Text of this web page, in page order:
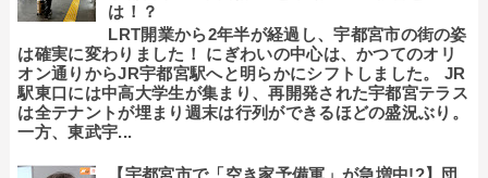
は！？
LRT開業から2年半が経過し、宇都宮市の街の姿
は確実に変わりました！ にぎわいの中心は、かつてのオリ
オン通りからJR宇都宮駅へと明らかにシフトしました。 JR
駅東口には中高大学生が集まり、再開発された宇都宮テラス
は全テナントが埋まり週末は行列ができるほどの盛況ぶり。
一方、東武宇...